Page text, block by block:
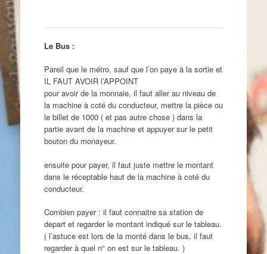
Le Bus :
Pareil que le métro, sauf que l’on paye à la sortie et
IL FAUT AVOIR l’APPOINT
pour avoir de la monnaie, il faut aller au niveau de
la machine à coté du conducteur, mettre la pièce ou
le billet de 1000 ( et pas autre chose ) dans la
partie avant de la machine et appuyer sur le petit
bouton du monayeur.
ensuite pour payer, il faut juste mettre le montant
dans le réceptable haut de la machine à coté du
conducteur.
Combien payer : il faut connaitre sa station de
depart et regarder le montant indiqué sur le tableau.
( l’astuce est lors de la monté dans le bus, il faut
regarder à quel n° on est sur le tableau. )